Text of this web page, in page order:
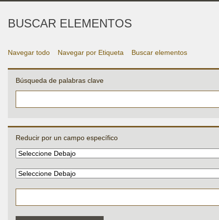
BUSCAR ELEMENTOS
Navegar todo Navegar por Etiqueta Buscar elementos
Búsqueda de palabras clave
Reducir por un campo específico